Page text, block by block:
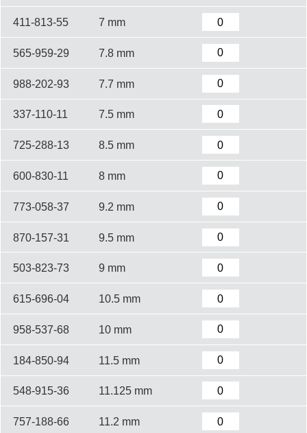
411-813-55 7 mm
565-959-29 7.8 mm
988-202-93 7.7 mm
337-110-11 7.5 mm
725-288-13 8.5 mm
600-830-11 8 mm
773-058-37 9.2 mm
870-157-31 9.5 mm
503-823-73 9 mm
615-696-04 10.5 mm
958-537-68 10 mm
184-850-94 11.5 mm
548-915-36 11.125 mm
757-188-66 11.2 mm